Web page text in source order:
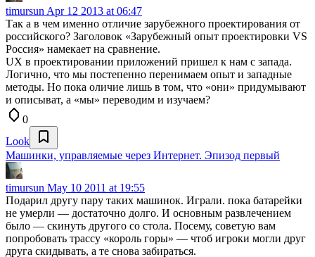
timursun Apr 12 2013 at 06:47
Так а в чем именно отличие зарубежного проектирования от
российского? Заголовок «Зарубежный опыт проектировки VS
Росcия» намекает на сравнение.
UX в проектировании приложений пришел к нам с запада.
Логично, что мы постепенно перенимаем опыт и западные
методы. Но пока оличие лишь в том, что «они» придумывают
и описыват, а «мы» переводим и изучаем?
0
Look
Машинки, управляемые через Интернет. Эпизод первый
timursun May 10 2011 at 19:55
Подарил другу пару таких машинок. Играли. пока батарейки
не умерли — достаточно долго. И основным развлечением
было — скинуть другого со стола. Посему, советую вам
попробовать трассу «король горы» — чтоб игроки могли друг
друга скидывать, а те снова забираться.